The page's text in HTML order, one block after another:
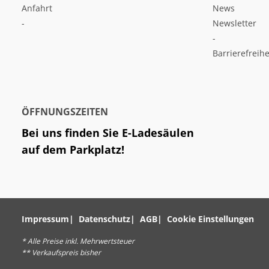
Anfahrt
-
News
Newsletter
-
ÖFFNUNGSZEITEN
Bei uns finden Sie E-Ladesäulen
auf dem Parkplatz!
Impressum Datenschutz AGB Cookie Einstellungen
* Alle Preise inkl. Mehrwertsteuer
** Verkaufspreis bisher